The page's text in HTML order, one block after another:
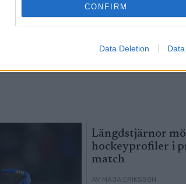
CONFIRM
Data Deletion
skidkarriären över
Milano/
TRADITIONELL
Längdstjärnor
hockeyprofiler i
match
AV MAJA ERIKSSON